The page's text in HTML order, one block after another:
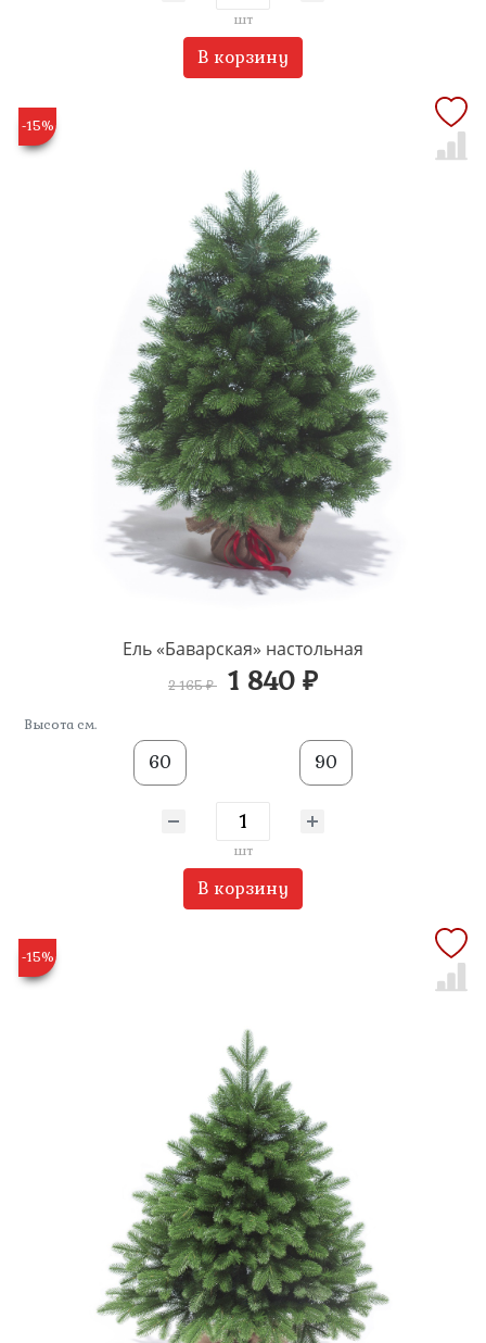
шт
В корзину
-15%
Ель «Баварская» настольная
2 165 ₽ 1 840 ₽
Высота см.
60 90
шт
В корзину
-15%